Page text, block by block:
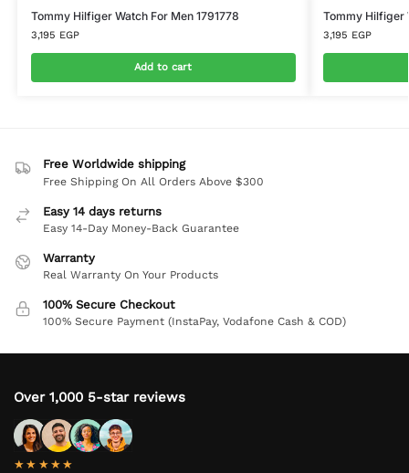
Tommy Hilfiger Watch For Men 1791778
3,195 EGP
Add to cart
Tommy Hilfiger
3,195 EGP
Free Worldwide shipping
Free Shipping On All Orders Above $300
Easy 14 days returns
Easy 14-Day Money-Back Guarantee
Warranty
Real Warranty On Your Products
100% Secure Checkout
100% Secure Payment (InstaPay, Vodafone Cash & COD)
Over 1,000 5-star reviews
★★★★★